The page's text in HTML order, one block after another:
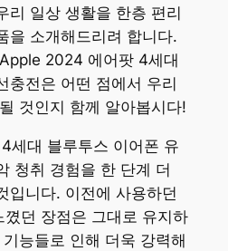
리 일상 생활을 한층 편리
을 소개해드리려 합니다.
2024 에어팟 4세대
충전은 어떤 점에서 우리
것인지 함께 알아봅시다!
세대 블루투스 이어폰 유
청취 경험을 한 단계 더
입니다. 이전에 사용하던
던 장점은 그대로 유지하
능들로 인해 더욱 강력해